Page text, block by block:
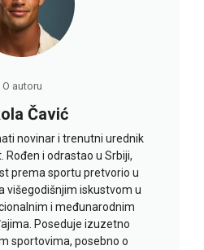
O autoru
Čavić
novinar i trenutni urednik
Rođen i odrastao u Srbiji,
prema sportu pretvorio u
višegodišnjim iskustvom u
i međunarodnim
Poseduje izuzetno
sportovima, posebno o